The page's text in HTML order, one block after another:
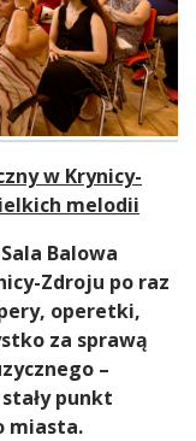
w Krynicy-
melodii
Balowa
Zdroju po raz
operetki,
za sprawą
–
punkt
miasta.